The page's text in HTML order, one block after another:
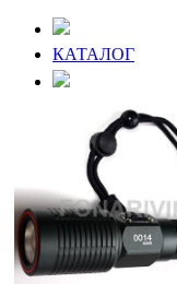
КАТАЛОГ